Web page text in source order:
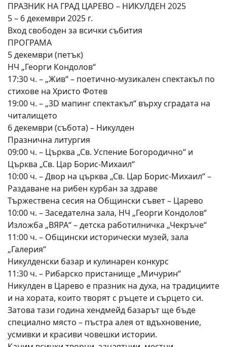
ПРАЗНИК НА ГРАД ЦАРЕВО – НИКУЛДЕН 2025
5 – 6 декември 2025 г.
Вход свободен за всички събития
ПРОГРАМА
5 декември (петък)
НЧ „Георги Кондолов“
17:30 ч. – „Жив“ – поетично-музикален спектакъл по
стихове на Христо Фотев
19:00 ч. – „3D мапинг спектакъл“ върху сградата на
читалището
6 декември (събота) – Никулден
Празнична литургия
09:00 ч. – Църква „Св. Успение Богородично“ и
Църква „Св. Цар Борис-Михаил“
10:00 ч. – Двор на църква „Св. Цар Борис-Михаил“ –
Раздаване на рибен курбан за здраве
Тържествена сесия на Общински съвет – Царево
10:00 ч. – Заседателна зала, НЧ „Георги Кондолов“
Изложба „ВЯРА“ – детска работилничка „Чекръче“
11:00 ч. – Общински исторически музей, зала
„Галерия“
Никулденски базар и кулинарен конкурс
11:30 ч. – Рибарско пристанище „Мичурин“
Никулден в Царево е празник на духа, на традициите
и на хората, които творят с ръцете и сърцето си.
Затова тази година хендмейд базарът ще бъде
специално място – пъстра алея от вдъхновение,
усмивки и красиви човешки истории.